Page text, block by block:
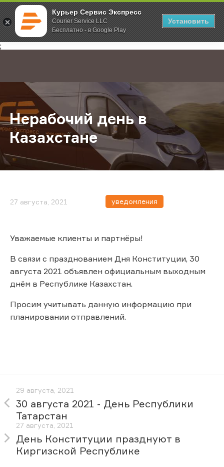
Курьер Сервис Экспресс
Courier Service LLC
Бесплатно - в Google Play
Установить
;
Главная О компании Новости Нерабочий день в Казахстане
Нерабочий день в
Казахстане
27 августа, 2021 уведомления
Уважаемые клиенты и партнёры!
В связи с празднованием Дня Конституции, 30
августа 2021 объявлен официальным выходным
днём в Республике Казахстан.
Просим учитывать данную информацию при
планировании отправлений.
29 августа, 2021
30 августа 2021 - День Республики
Татарстан
27 августа, 2021
День Конституции празднуют в
Киргизской Республике